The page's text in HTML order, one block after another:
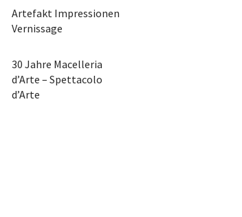
Artefakt Impressionen
Vernissage
30 Jahre Macelleria
d’Arte – Spettacolo
d’Arte